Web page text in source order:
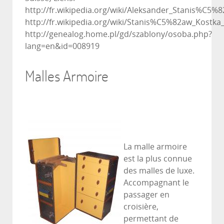
http://fr.wikipedia.org/wiki/
http://fr.wikipedia.org/wiki/
http://genealog.home.pl/gd/szablony/osoba.php?
lang=en&id=008919
Malles Armoire
La malle armoire
est la plus connue
des malles de luxe.
Accompagnant le
passager en
croisière,
permettant de